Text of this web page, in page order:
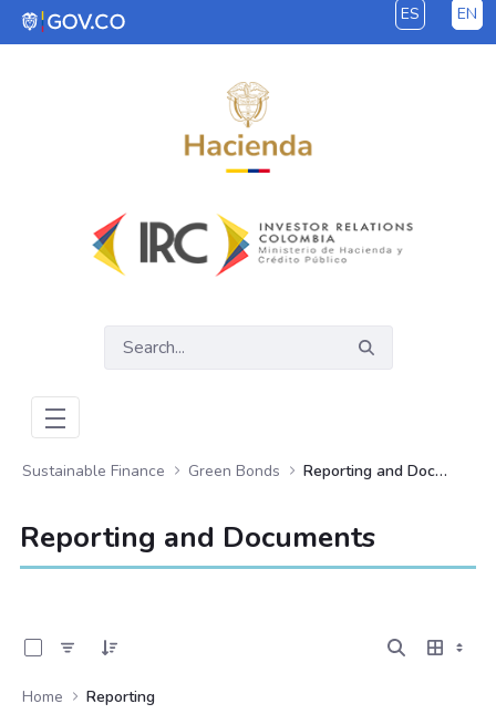
Skip to Main Content ES EN
Sustainable Finance Green Bonds Reporting and Documents
Reporting and Documents
Home Reporting